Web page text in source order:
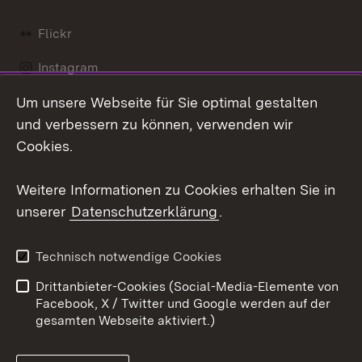
Flickr
Instagram
Social Wall
Barrierefreiheit
Benutzungshinweise
Impressum
Cookies
Um unsere Webseite für Sie optimal gestalten
und verbessern zu können, verwenden wir
Cookies.
Weitere Informationen zu Cookies erhalten Sie in
unserer Datenschutzerklärung.
Technisch notwendige Cookies
Drittanbieter-Cookies (Social-Media-Elemente von
Facebook, X / Twitter und Google werden auf der
gesamten Webseite aktiviert.)